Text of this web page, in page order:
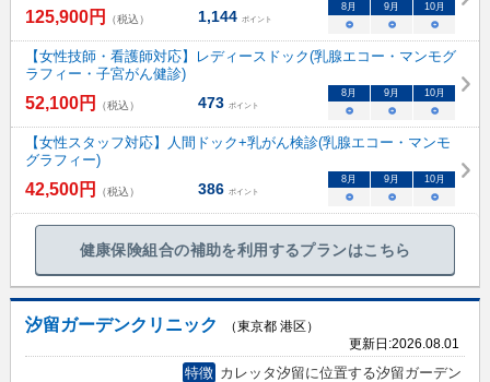
125,900円 （税込） 1,144 ポイント
8月 9月 10月
○ ○ ○
【女性技師・看護師対応】レディースドック(乳腺エコー・マンモグ
ラフィー・子宮がん健診)
52,100円 （税込） 473 ポイント
8月 9月 10月
○ ○ ○
【女性スタッフ対応】人間ドック+乳がん検診(乳腺エコー・マンモ
グラフィー)
42,500円 （税込） 386 ポイント
8月 9月 10月
○ ○ ○
健康保険組合の補助を利用するプランはこちら
汐留ガーデンクリニック
（東京都 港区）
更新日:2026.08.01
特徴 カレッタ汐留に位置する汐留ガーデン